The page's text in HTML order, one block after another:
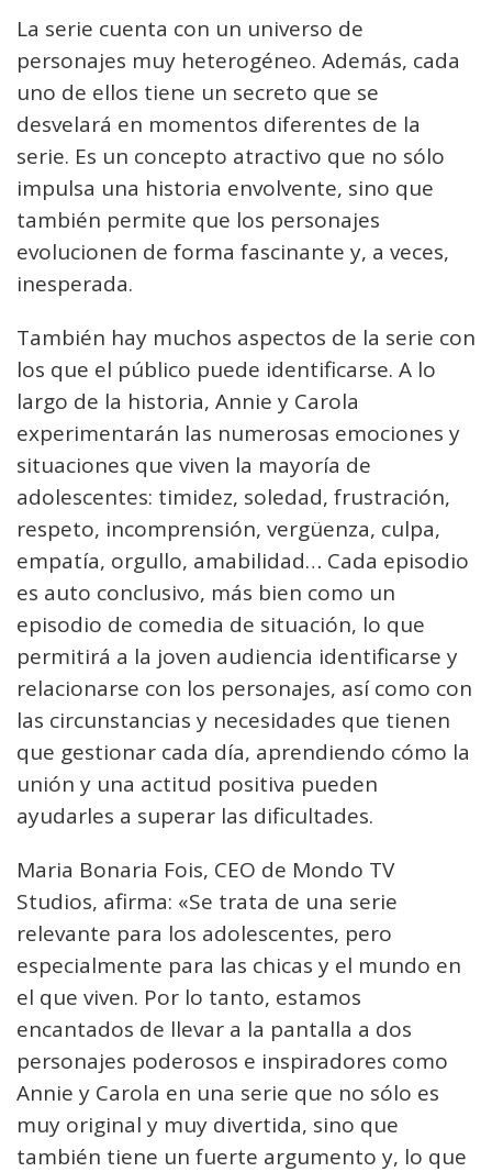
La serie cuenta con un universo de
personajes muy heterogéneo. Además, cada
uno de ellos tiene un secreto que se
desvelará en momentos diferentes de la
serie. Es un concepto atractivo que no sólo
impulsa una historia envolvente, sino que
también permite que los personajes
evolucionen de forma fascinante y, a veces,
inesperada.
También hay muchos aspectos de la serie con
los que el público puede identificarse. A lo
largo de la historia, Annie y Carola
experimentarán las numerosas emociones y
situaciones que viven la mayoría de
adolescentes: timidez, soledad, frustración,
respeto, incomprensión, vergüenza, culpa,
empatía, orgullo, amabilidad… Cada episodio
es auto conclusivo, más bien como un
episodio de comedia de situación, lo que
permitirá a la joven audiencia identificarse y
relacionarse con los personajes, así como con
las circunstancias y necesidades que tienen
que gestionar cada día, aprendiendo cómo la
unión y una actitud positiva pueden
ayudarles a superar las dificultades.
Maria Bonaria Fois, CEO de Mondo TV
Studios, afirma: «Se trata de una serie
relevante para los adolescentes, pero
especialmente para las chicas y el mundo en
el que viven. Por lo tanto, estamos
encantados de llevar a la pantalla a dos
personajes poderosos e inspiradores como
Annie y Carola en una serie que no sólo es
muy original y muy divertida, sino que
también tiene un fuerte argumento y, lo que